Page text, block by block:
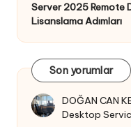
Server 2025 Remote
Lisanslama Adımları
Son yorumlar
DOĞAN CAN
Desktop